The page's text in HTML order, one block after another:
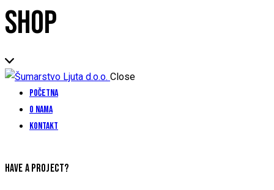
SHOP
Close
Početna
O nama
Kontakt
HAVE A PROJECT?